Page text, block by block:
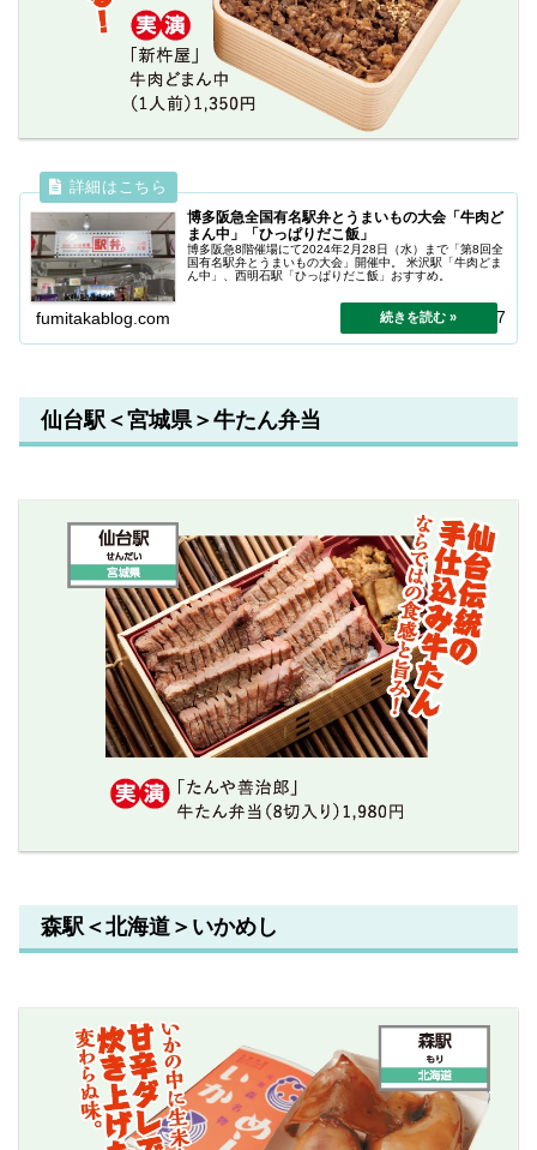
博多阪急全国有名駅弁とうまいもの大会「牛肉ど
まん中」「ひっぱりだこ飯」
博多阪急8階催場にて2024年2月28日（水）まで「第8回全
国有名駅弁とうまいもの大会」開催中。 米沢駅「牛肉どま
ん中」、西明石駅「ひっぱりだこ飯」おすすめ。
fumitakablog.com 2024.04.27
仙台駅＜宮城県＞牛たん弁当
森駅＜北海道＞いかめし